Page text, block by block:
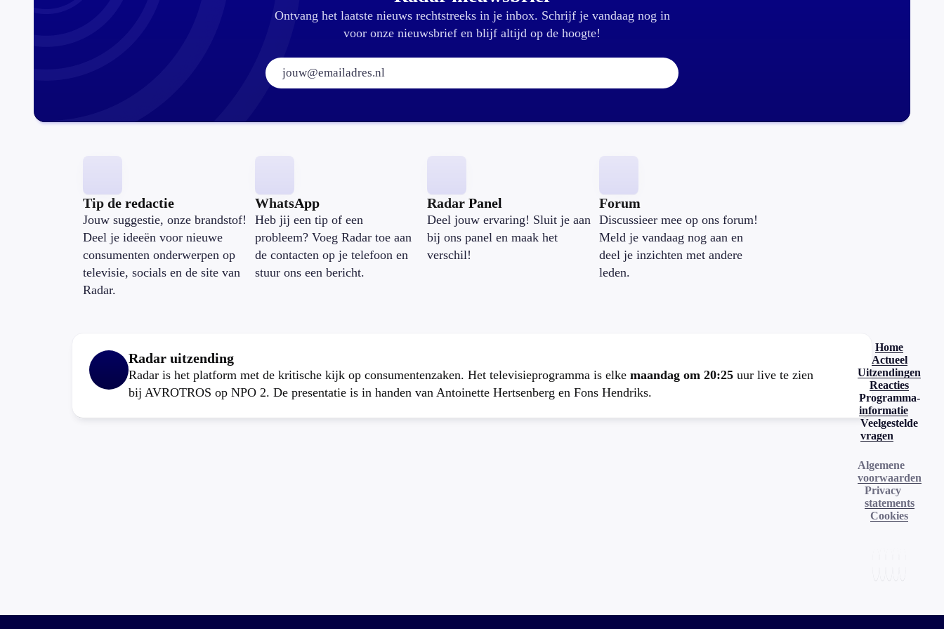
Ontvang het laatste nieuws rechtstreeks in je inbox. Schrijf je vandaag nog in
voor onze nieuwsbrief en blijf altijd op de hoogte!
E-mailadres:
Tip de redactie
Jouw suggestie, onze brandstof!
Deel je ideeën voor nieuwe
consumenten onderwerpen op
televisie, socials en de site van
Radar.
WhatsApp
Heb jij een tip of een
probleem? Voeg Radar toe aan
de contacten op je telefoon en
stuur ons een bericht.
Radar Panel
Deel jouw ervaring! Sluit je aan
bij ons panel en maak het
verschil!
Forum
Discussieer mee op ons forum!
Meld je vandaag nog aan en
deel je inzichten met andere
leden.
Radar uitzending
Radar is het platform met de kritische kijk op consumentenzaken. Het televisieprogramma is elke maandag om 20:25 uur live te zien
bij AVROTROS op NPO 2. De presentatie is in handen van Antoinette Hertsenberg en Fons Hendriks.
Home
Actueel
Uitzendingen
Reacties
Programma-
informatie
Veelgestelde
vragen
Algemene
voorwaarden
Privacy
statements
Cookies